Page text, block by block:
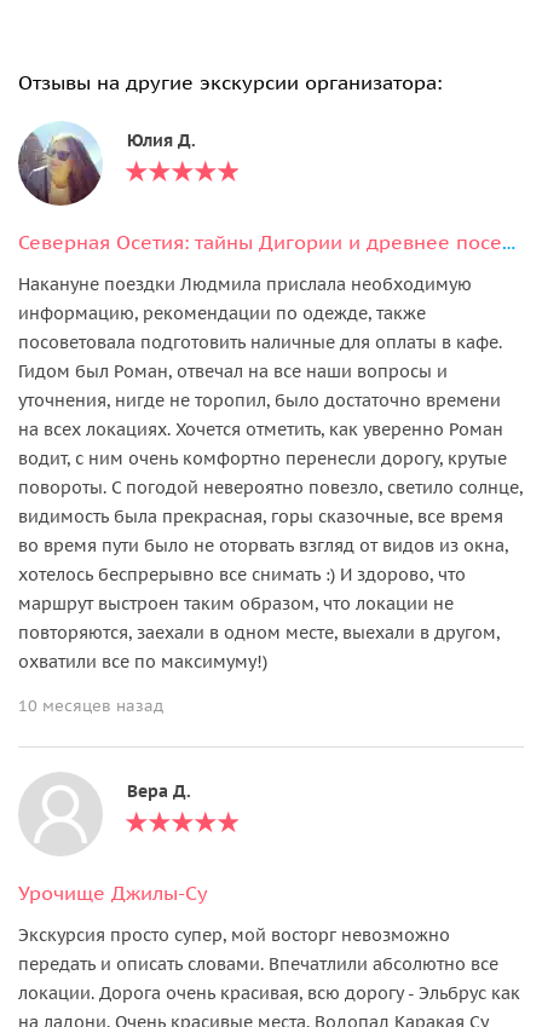
Отзывы на другие экскурсии организатора:
Юлия Д.
Северная Осетия: тайны Дигории и древнее поселение Галиат
Накануне поездки Людмила прислала необходимую
информацию, рекомендации по одежде, также
посоветовала подготовить наличные для оплаты в кафе.
Гидом был Роман, отвечал на все наши вопросы и
уточнения, нигде не торопил, было достаточно времени
на всех локациях. Хочется отметить, как уверенно Роман
водит, с ним очень комфортно перенесли дорогу, крутые
повороты. С погодой невероятно повезло, светило солнце,
видимость была прекрасная, горы сказочные, все время
во время пути было не оторвать взгляд от видов из окна,
хотелось беспрерывно все снимать :) И здорово, что
маршрут выстроен таким образом, что локации не
повторяются, заехали в одном месте, выехали в другом,
охватили все по максимуму!)
10 месяцев назад
Вера Д.
Урочище Джилы-Су
Экскурсия просто супер, мой восторг невозможно
передать и описать словами. Впечатлили абсолютно все
локации. Дорога очень красивая, всю дорогу - Эльбрус как
на ладони. Очень красивые места. Водопад Каракая Су